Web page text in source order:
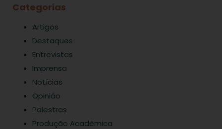
Categorias
Artigos
Destaques
Entrevistas
Imprensa
Notícias
Opinião
Palestras
Produção Acadêmica